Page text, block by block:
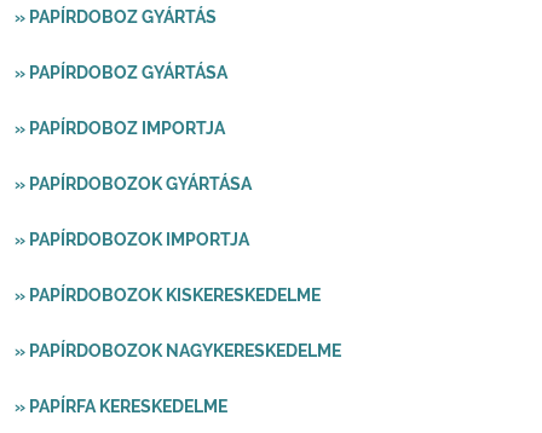
» PAPÍRDOBOZ GYÁRTÁS
» PAPÍRDOBOZ GYÁRTÁSA
» PAPÍRDOBOZ IMPORTJA
» PAPÍRDOBOZOK GYÁRTÁSA
» PAPÍRDOBOZOK IMPORTJA
» PAPÍRDOBOZOK KISKERESKEDELME
» PAPÍRDOBOZOK NAGYKERESKEDELME
» PAPÍRFA KERESKEDELME